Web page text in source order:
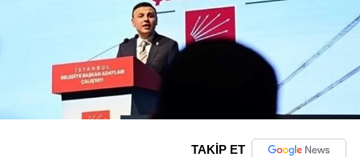
TAKİP ET